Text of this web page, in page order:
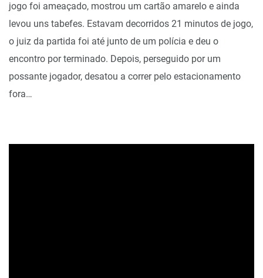
jogo foi ameaçado, mostrou um cartão amarelo e ainda
levou uns tabefes. Estavam decorridos 21 minutos de jogo,
o juiz da partida foi até junto de um polícia e deu o
encontro por terminado. Depois, perseguido por um
possante jogador, desatou a correr pelo estacionamento
fora…